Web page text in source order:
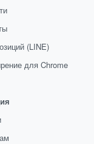
(LINE)
для Chrome